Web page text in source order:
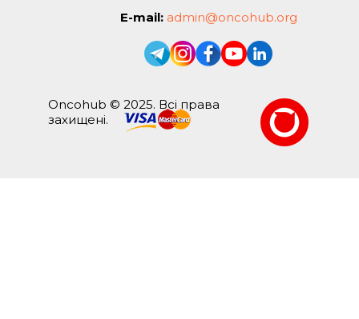
E-mail: admin@oncohub.org
Oncohub © 2025. Всі права
захищені.